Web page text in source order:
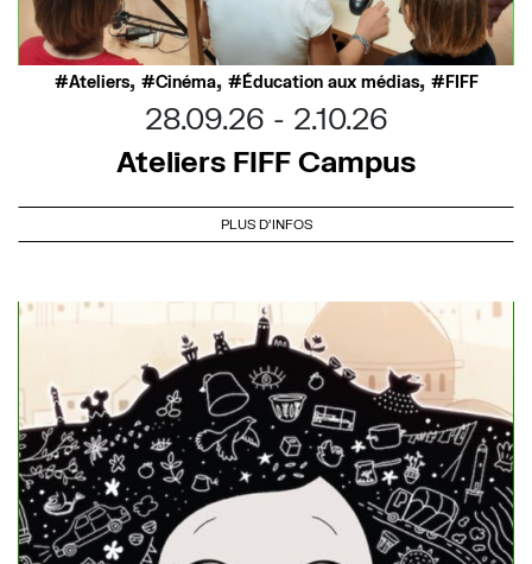
Ateliers, Cinéma, Éducation aux médias, FIFF
28.09.26
2.10.26
Ateliers FIFF Campus
PLUS D'INFOS